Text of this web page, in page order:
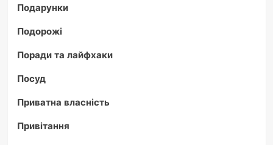
Подарунки
Подорожі
Поради та лайфхаки
Посуд
Приватна власність
Привітання